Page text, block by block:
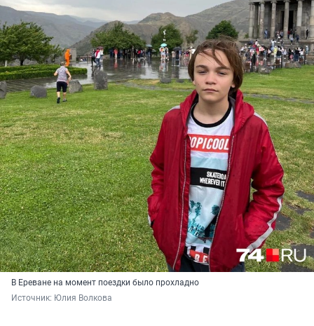
В Ереване на момент поездки было прохладно
Источник: Юлия Волкова